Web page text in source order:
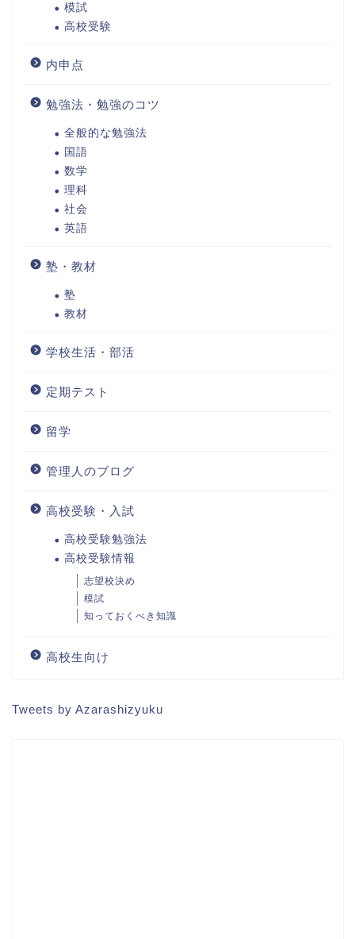
模試
高校受験
内申点
勉強法・勉強のコツ
全般的な勉強法
国語
数学
理科
社会
英語
塾・教材
塾
教材
学校生活・部活
定期テスト
留学
管理人のブログ
高校受験・入試
高校受験勉強法
高校受験情報
志望校決め
模試
知っておくべき知識
高校生向け
Tweets by Azarashizyuku